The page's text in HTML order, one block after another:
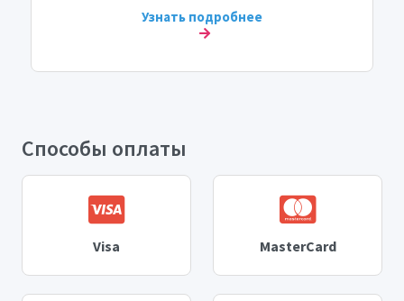
Узнать подробнее
Способы оплаты
Visa MasterCard